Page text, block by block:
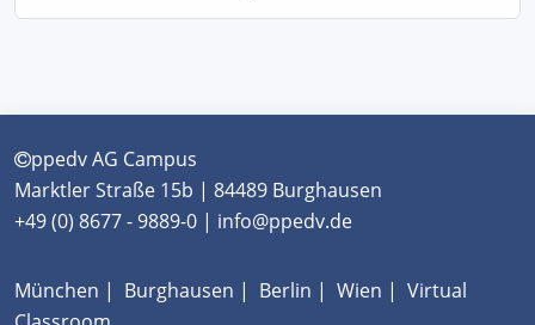
ppedv AG Campus
Marktler Straße 15b | 84489 Burghausen
+49 (0) 8677 - 9889-0 | info@ppedv.de
München | Burghausen | Berlin | Wien | Virtual